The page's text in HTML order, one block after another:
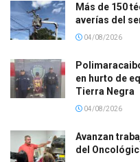
Más de 150
averías del
04/08/2026
en hurto de
Tierra Negra
04/08/2026
Avanzan
del